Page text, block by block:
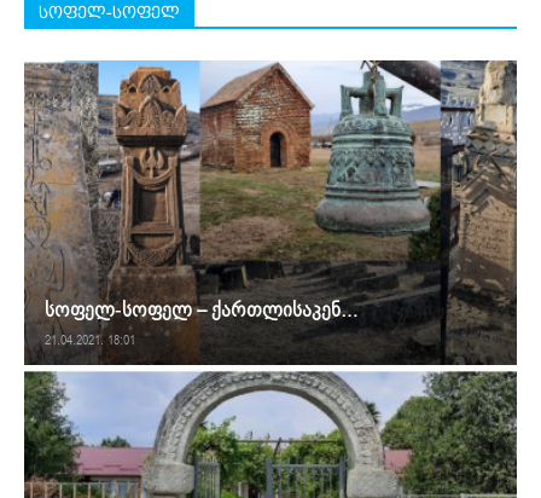
სოფელ-სოფელ
სოფელ-სოფელ – ქართლისაკენ…
21.04.2021. 18:01